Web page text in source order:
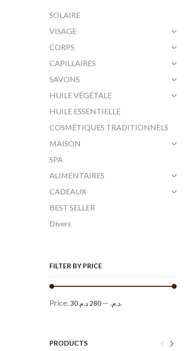
SOLAIRE
VISAGE
CORPS
CAPILLAIRES
SAVONS
HUILE VÉGÉTALE
HUILE ESSENTIELLE
COSMÉTIQUES TRADITIONNELS
MAISON
SPA
ALIMENTAIRES
CADEAUX
BEST SELLER
Divers
FILTER BY PRICE
Price: 30 د.م. — 280 د.م.
PRODUCTS